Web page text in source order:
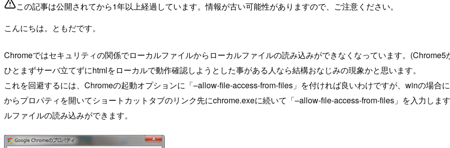
この記事は公開されてから1年以上経過しています。情報が古い可能性がありますので、ご注意ください。
こんにちは。ともだです。
Chromeではセキュリティの関係でローカルファイルからローカルファイルの読み込みができなくなっています。(Chrome5
ひとまずサーバ立てずにhtmlをローカルで動作確認しようとした事がある人なら結構おなじみの現象かと思います。
これを回避するには、Chromeの起動オプションに「–allow-file-access-from-files」を付ければ良いわけですが、winの場合
からプロパティを開いてショートカットタブのリンク先にchrome.exeに続いて「–allow-file-access-from-files」を入力しま
ルファイルの読み込みができます。